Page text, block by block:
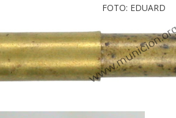
FOTO: EDUARD